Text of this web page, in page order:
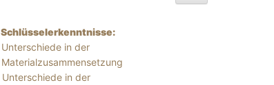
Schlüsselerkenntnisse:
Unterschiede in der
Materialzusammensetzung
Unterschiede in der